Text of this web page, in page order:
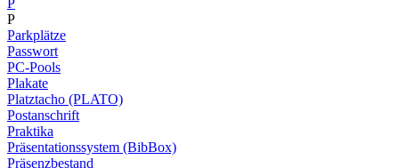
P
P
Parkplätze
Passwort
PC-Pools
Plakate
Platztacho (PLATO)
Postanschrift
Praktika
Präsentationssystem (BibBox)
Präsenzbestand